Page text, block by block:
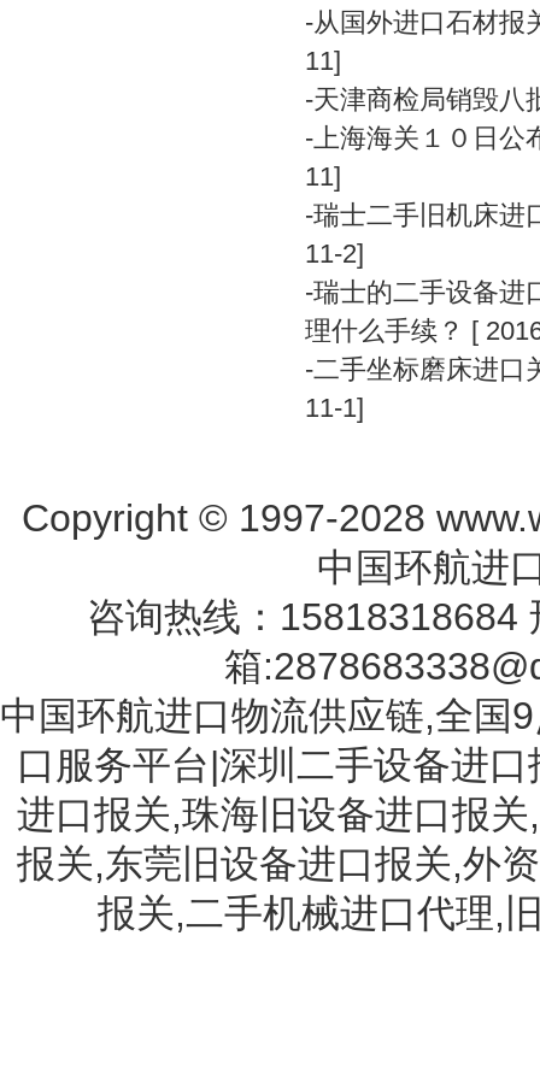
-从国外进口石材报
11]
-天津商检局销毁八
-上海海关１０日公
11]
-瑞士二手旧机床进
11-2]
-瑞士的二手设备进
理什么手续？ [
-二手坐标磨床进口
11-1]
Copyright © 1997-2028
中国环航进
咨询热线：15818318684
箱
中国环航进口物流供应链,全国
口服务平台|深圳二手设备进
进口报关,珠海旧设备进口报
报关,东莞旧设备进口报关,外
报关,二手机械进口代理,